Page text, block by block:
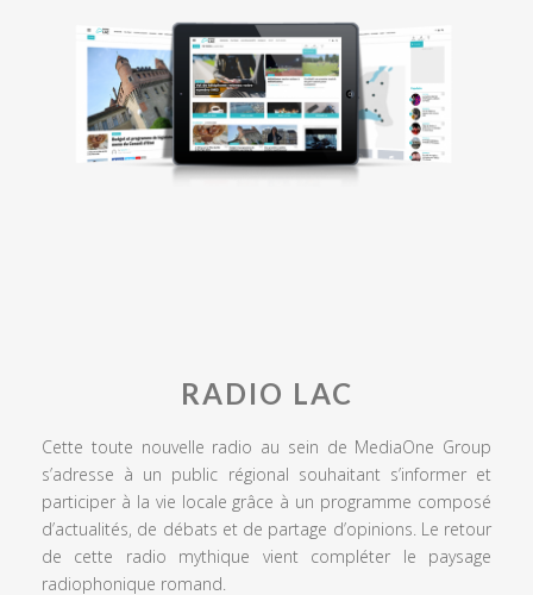
RADIO LAC
Cette toute nouvelle radio au sein de MediaOne Group
s’adresse à un public régional souhaitant s’informer et
participer à la vie locale grâce à un programme composé
d’actualités, de débats et de partage d’opinions. Le retour
de cette radio mythique vient compléter le paysage
radiophonique romand.